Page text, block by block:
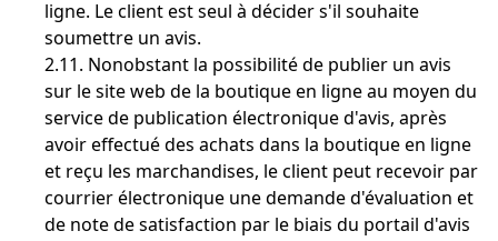
ligne. Le client est seul à décider s'il souhaite
soumettre un avis.
2.11. Nonobstant la possibilité de publier un avis
sur le site web de la boutique en ligne au moyen du
service de publication électronique d'avis, après
avoir effectué des achats dans la boutique en ligne
et reçu les marchandises, le client peut recevoir par
courrier électronique une demande d'évaluation et
de note de satisfaction par le biais du portail d'avis